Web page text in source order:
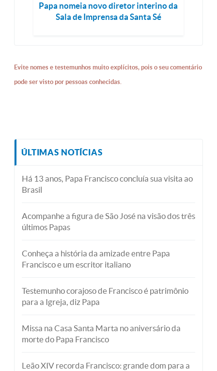
Papa nomeia novo diretor interino da
Sala de Imprensa da Santa Sé
Evite nomes e testemunhos muito explícitos, pois o seu comentário
pode ser visto por pessoas conhecidas.
ÚLTIMAS NOTÍCIAS
Há 13 anos, Papa Francisco concluía sua visita ao
Brasil
Acompanhe a figura de São José na visão dos três
últimos Papas
Conheça a história da amizade entre Papa
Francisco e um escritor italiano
Testemunho corajoso de Francisco é patrimônio
para a Igreja, diz Papa
Missa na Casa Santa Marta no aniversário da
morte do Papa Francisco
Leão XIV recorda Francisco: grande dom para a